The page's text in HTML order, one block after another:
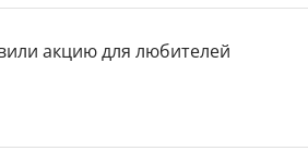
акцию для любителей